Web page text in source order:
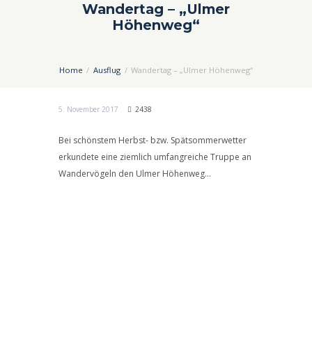
Wandertag – „Ulmer
Höhenweg“
Home Ausflug Wandertag – „Ulmer Höhenweg“
5. November 2017 2438
Bei schönstem Herbst- bzw. Spätsommerwetter
erkundete eine ziemlich umfangreiche Truppe an
Wandervögeln den Ulmer Höhenweg…